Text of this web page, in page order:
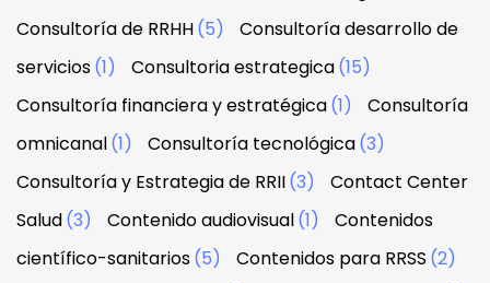
Consultoría de RRHH(5)
Consultoría desarrollo de
servicios(1) Consultoria estrategica(15)
Consultoría financiera y estratégica(1)
Consultoría
omnicanal(1) Consultoría tecnológica(3)
Consultoría y Estrategia de RRII(3)
Contact Center
Salud(3) Contenido audiovisual(1)
Contenidos
científico-sanitarios(5) Contenidos para RRSS (2)